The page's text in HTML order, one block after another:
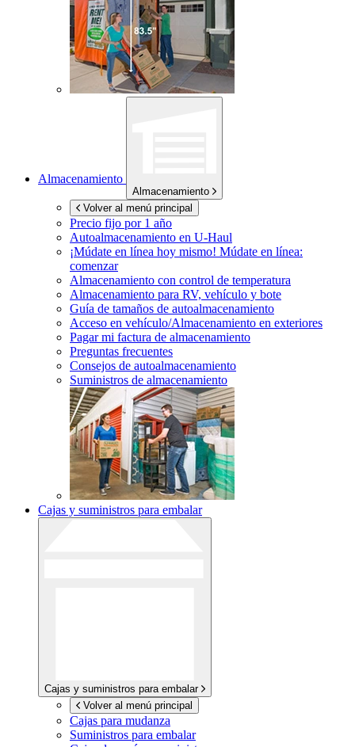
Almacenamiento
Almacenamiento
Volver al menú principal
Precio fijo por 1 año
Autoalmacenamiento en U-Haul
¡Múdate en línea hoy mismo! Múdate en línea:
comenzar
Almacenamiento con control de temperatura
Almacenamiento para RV, vehículo y bote
Guía de tamaños de autoalmacenamiento
Acceso en vehículo/Almacenamiento en exteriores
Pagar mi factura de almacenamiento
Preguntas frecuentes
Consejos de autoalmacenamiento
Suministros de almacenamiento
Cajas y suministros para embalar
Cajas y suministros para embalar
Volver al menú principal
Cajas para mudanza
Suministros para embalar